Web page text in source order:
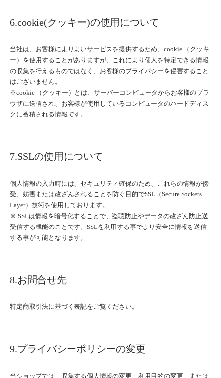
6.cookie(クッキー)の使用について
当社は、お客様によりよいサービスを提供するため、cookie （クッキ
ー）を使用することがありますが、これにより個人を特定できる情報
の収集を行えるものではなく、お客様のプライバシーを侵害すること
はございません。
※cookie （クッキー）とは、サーバーコンピュータからお客様のブラ
ウザに送信され、お客様が使用しているコンピュータのハードディス
クに蓄積される情報です。
7.SSLの使用について
個人情報の入力時には、セキュリティ確保のため、これらの情報が傍
受、妨害または改ざんされることを防ぐ目的でSSL（Secure Sockets
Layer）技術を使用しております。
※ SSLは情報を暗号化することで、盗聴防止やデータの改ざん防止送
受信する機能のことです。SSLを利用する事でより安全に情報を送信
する事が可能となります。
8.お問合せ先
特定商取引法に基づく表記をご覧ください。
9.プライバシーポリシーの変更
当ショップでは、収集する個人情報の変更、利用目的の変更、または